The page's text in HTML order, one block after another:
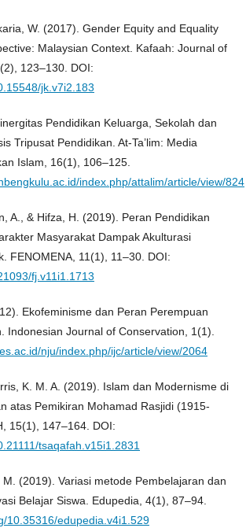
W. (2017). Gender Equity and Equality
Malaysian Context. Kafaah: Journal of
123–130. DOI:
jk.v7i2.183
Pendidikan Keluarga, Sekolah dan
Tripusat Pendidikan. At-Ta’lim: Media
Islam, 16(1), 106–125.
index.php/attalim/article/view/824
A., & Hifza, H. (2019). Peran Pendidikan
Masyarakat Dampak Akulturasi
FENOMENA, 11(1), 11–30. DOI:
fj.v11i1.1713
Ekofeminisme dan Peran Perempuan
Indonesian Journal of Conservation, 1(1).
nju/index.php/ijc/article/view/2064
K. M. A. (2019). Islam dan Modernisme di
atas Pemikiran Mohamad Rasjidi (1915-
15(1), 147–164. DOI:
tsaqafah.v15i1.2831
M. (2019). Variasi metode Pembelajaran dan
Belajar Siswa. Edupedia, 4(1), 87–94.
10.35316/edupedia.v4i1.529